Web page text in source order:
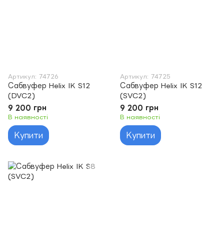
Артикул: 74726
Сабвуфер Helix IK S12
(DVC2)
9 200 грн
В наявності
Купити
Артикул: 74725
Сабвуфер Helix IK S12
(SVC2)
9 200 грн
В наявності
Купити